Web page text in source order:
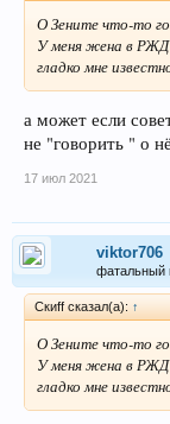
О Зените что-то
У меня жена в
гладко мне
а может если
не "говорить " о
17 июл 2021
viktor706
фатальный
Скиff сказал(а): ↑
О Зените что-то
У меня жена в
гладко мне